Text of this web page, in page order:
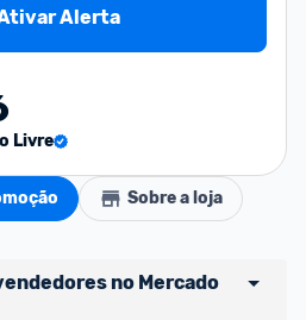
Alerta
Livre
Sobre a loja
no Mercado